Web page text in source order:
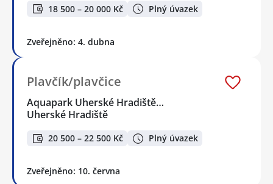
18 500 – 20 000 Kč Plný úvazek
Zveřejněno: 4. dubna
Plavčík/plavčice
Aquapark Uherské Hradiště…
Uherské Hradiště
20 500 – 22 500 Kč Plný úvazek
Zveřejněno: 10. června